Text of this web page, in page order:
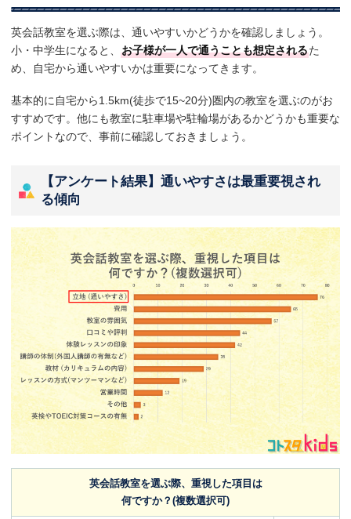
英会話教室を選ぶ際は、通いやすいかどうかを確認しましょう。
小・中学生になると、 お子様が一人で通うことも想定されるた
め、自宅から通いやすいかは重要になってきます。
基本的に自宅から1.5km(徒歩で15~20分)圏内の教室を選ぶのがお
すすめです。他にも教室に駐車場や駐輪場があるかどうかも重要な
ポイントなので、事前に確認しておきましょう。
【アンケート結果】通いやすさは最重要視され
る傾向
英会話教室を選ぶ際、重視した項目は
何ですか？(複数選択可)